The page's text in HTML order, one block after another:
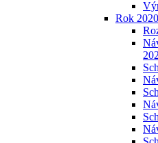
Rok 2020